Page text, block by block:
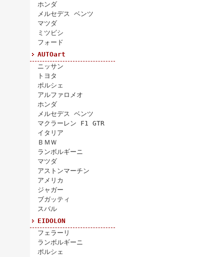
ホンダ
メルセデス ベンツ
マツダ
ミツビシ
フォード
AUTOart
ニッサン
トヨタ
ポルシェ
アルファロメオ
ホンダ
メルセデス ベンツ
マクラーレン F1 GTR
イタリア
ＢＭＷ
ランボルギーニ
マツダ
アストンマーチン
アメリカ
ジャガー
ブガッティ
スバル
EIDOLON
フェラーリ
ランボルギーニ
ポルシェ